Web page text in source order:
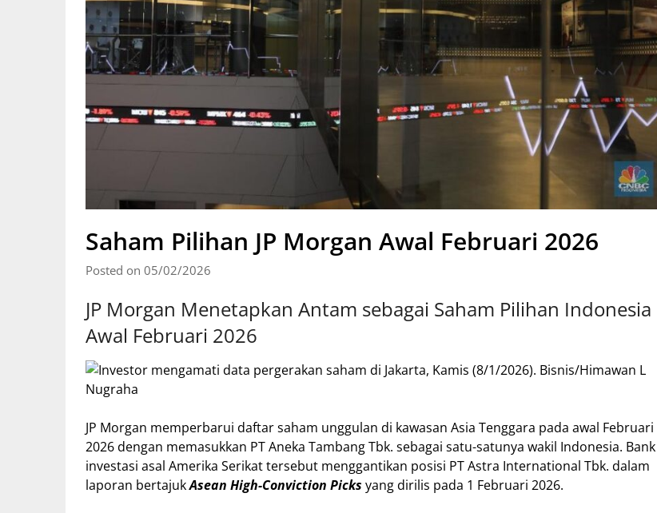
Saham Pilihan JP Morgan Awal Februari 2026
Posted on 05/02/2026
JP Morgan Menetapkan Antam sebagai Saham Pilihan Indonesia
Awal Februari 2026
JP Morgan memperbarui daftar saham unggulan di kawasan Asia Tenggara pada awal Februari
2026 dengan memasukkan PT Aneka Tambang Tbk. sebagai satu-satunya wakil Indonesia. Bank
investasi asal Amerika Serikat tersebut menggantikan posisi PT Astra International Tbk. dalam
laporan bertajukAsean High-Conviction Picks yang dirilis pada 1 Februari 2026.